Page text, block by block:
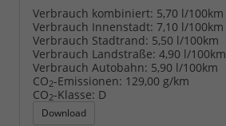
Verbrauch kombiniert: 5,70 l/100km
Verbrauch Innenstadt: 7,10 l/100km
Verbrauch Stadtrand: 5,50 l/100km
Verbrauch Landstraße: 4,90 l/100km
Verbrauch Autobahn: 5,90 l/100km
CO2-Emissionen: 129,00 g/km
CO2-Klasse: D
Download